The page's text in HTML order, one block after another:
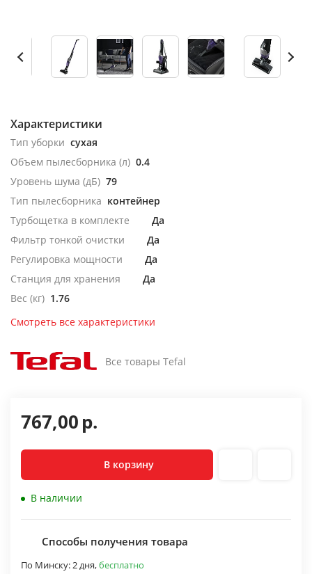
Характеристики
Тип уборки сухая
Объем пылесборника (л) 0.4
Уровень шума (дБ) 79
Тип пылесборника контейнер
Турбощетка в комплекте
Да
Фильтр тонкой очистки
Да
Регулировка мощности
Да
Станция для хранения
Да
Вес (кг) 1.76
Смотреть все характеристики
Все товары Tefal
767,00р.
В корзину
В наличии
Способы получения товара
По Минску:2 дня,бесплатно